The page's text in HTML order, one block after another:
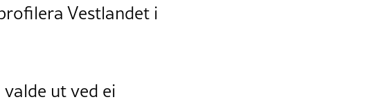
Vestlandet i
ut ved ei